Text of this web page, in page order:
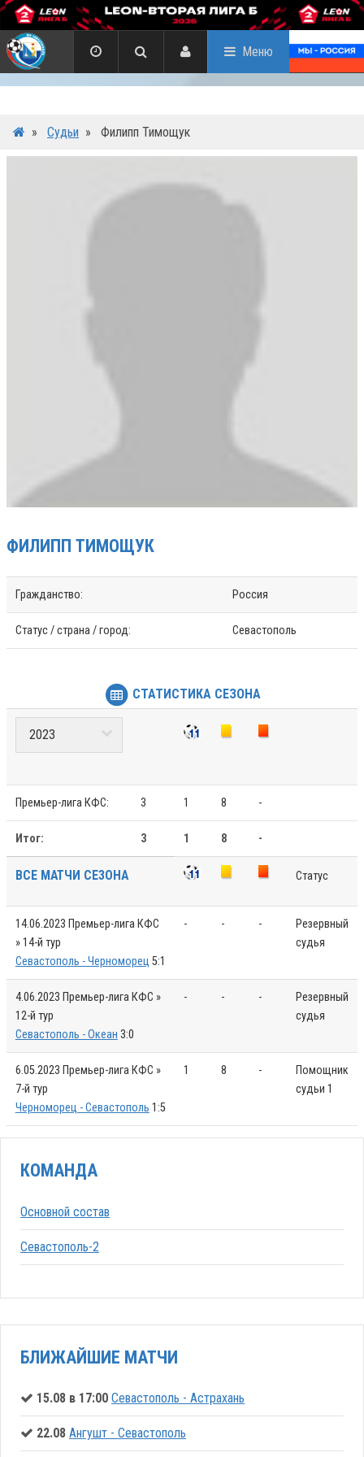
Меню
» Судьи » Филипп Тимощук
ФИЛИПП ТИМОЩУК
Гражданство: Россия
Статус / страна / город: Севастополь
СТАТИСТИКА СЕЗОНА
Премьер-лига КФС: 3 1 8 -
Итог: 3 1 8 -
ВСЕ МАТЧИ СЕЗОНА Статус
14.06.2023 Премьер-лига КФС
» 14-й тур
Севастополь - Черноморец 5:1
- - -
Резервный
судья
4.06.2023 Премьер-лига КФС »
12-й тур
Севастополь - Океан 3:0
- - -
Резервный
судья
6.05.2023 Премьер-лига КФС »
7-й тур
Черноморец - Севастополь 1:5
1 8 -
Помощник
судьи 1
КОМАНДА
Основной состав
Севастополь-2
БЛИЖАЙШИЕ МАТЧИ
15.08 в 17:00 Севастополь - Астрахань
22.08 Ангушт - Севастополь